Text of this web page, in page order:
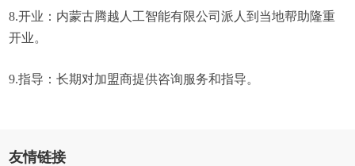
8.开业：内蒙古腾越人工智能有限公司派人到当地帮助隆重
开业。
9.指导：长期对加盟商提供咨询服务和指导。
友情链接